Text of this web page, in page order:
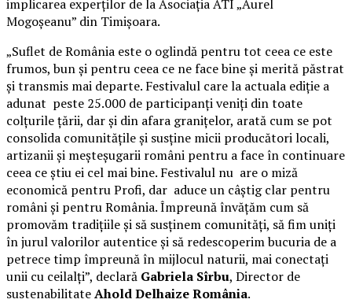
implicarea experților de la Asociația ATI „Aurel
Mogoșeanu” din Timișoara.
„Suflet de România este o oglindă pentru tot ceea ce este
frumos, bun și pentru ceea ce ne face bine și merită păstrat
și transmis mai departe. Festivalul care la actuala ediție a
adunat peste 25.000 de participanți veniți din toate
colțurile țării, dar și din afara granițelor, arată cum se pot
consolida comunitățile și susține micii producători locali,
artizanii și meșteșugarii români pentru a face în continuare
ceea ce știu ei cel mai bine. Festivalul nu are o miză
economică pentru Profi, dar aduce un câștig clar pentru
români și pentru România. Împreună învățăm cum să
promovăm tradițiile și să susținem comunități, să fim uniți
în jurul valorilor autentice și să redescoperim bucuria de a
petrece timp împreună în mijlocul naturii, mai conectați
unii cu ceilalți”, declară Gabriela Sîrbu, Director de
sustenabilitateAhold Delhaize România.